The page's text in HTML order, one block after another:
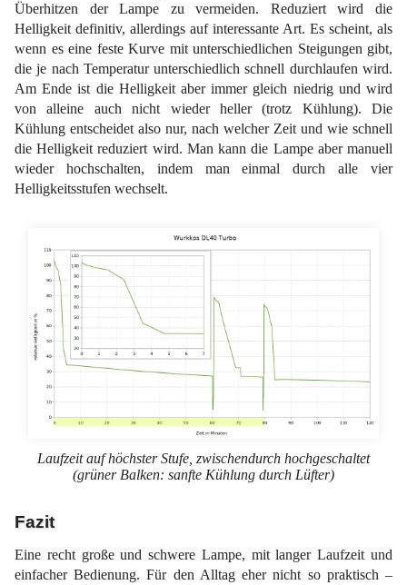
Überhitzen der Lampe zu vermeiden. Reduziert wird die
Helligkeit definitiv, allerdings auf interessante Art. Es scheint, als
wenn es eine feste Kurve mit unterschiedlichen Steigungen gibt,
die je nach Temperatur unterschiedlich schnell durchlaufen wird.
Am Ende ist die Helligkeit aber immer gleich niedrig und wird
von alleine auch nicht wieder heller (trotz Kühlung). Die
Kühlung entscheidet also nur, nach welcher Zeit und wie schnell
die Helligkeit reduziert wird. Man kann die Lampe aber manuell
wieder hochschalten, indem man einmal durch alle vier
Helligkeitsstufen wechselt.
Laufzeit auf höchster Stufe, zwischendurch hochgeschaltet
(grüner Balken: sanfte Kühlung durch Lüfter)
Fazit
Eine recht große und schwere Lampe, mit langer Laufzeit und
einfacher Bedienung. Für den Alltag eher nicht so praktisch –